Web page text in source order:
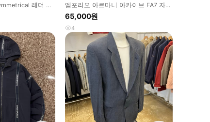
레더 자
엠포리오 아르마니 아카이브 EA7 자켓
5462
65,000원
4